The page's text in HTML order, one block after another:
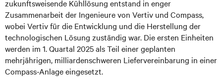
zukunftsweisende Kühllösung entstand in enger
Zusammenarbeit der Ingenieure von Vertiv und Compass,
wobei Vertiv für die Entwicklung und die Herstellung der
technologischen Lösung zuständig war. Die ersten Einheiten
werden im 1. Quartal 2025 als Teil einer geplanten
mehrjährigen, milliardenschweren Liefervereinbarung in einer
Compass-Anlage eingesetzt.